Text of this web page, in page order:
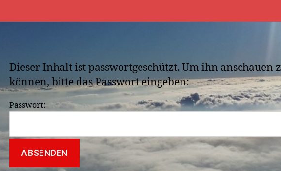
Dieser Inhalt ist passwortgeschützt. Um ihn anschauen
können, bitte das Passwort eingeben:
Passwort: